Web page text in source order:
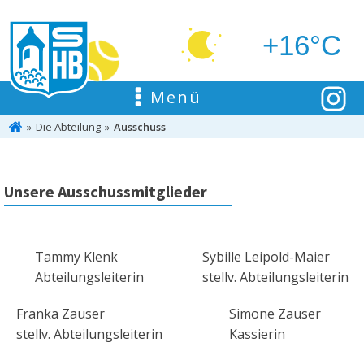
+16°C
Menü
Die Abteilung Ausschuss
Unsere Ausschussmitglieder
Tammy Klenk
Abteilungsleiterin
Sybille Leipold-Maier
stellv. Abteilungsleiterin
Franka Zauser
stellv. Abteilungsleiterin
Simone Zauser
Kassierin